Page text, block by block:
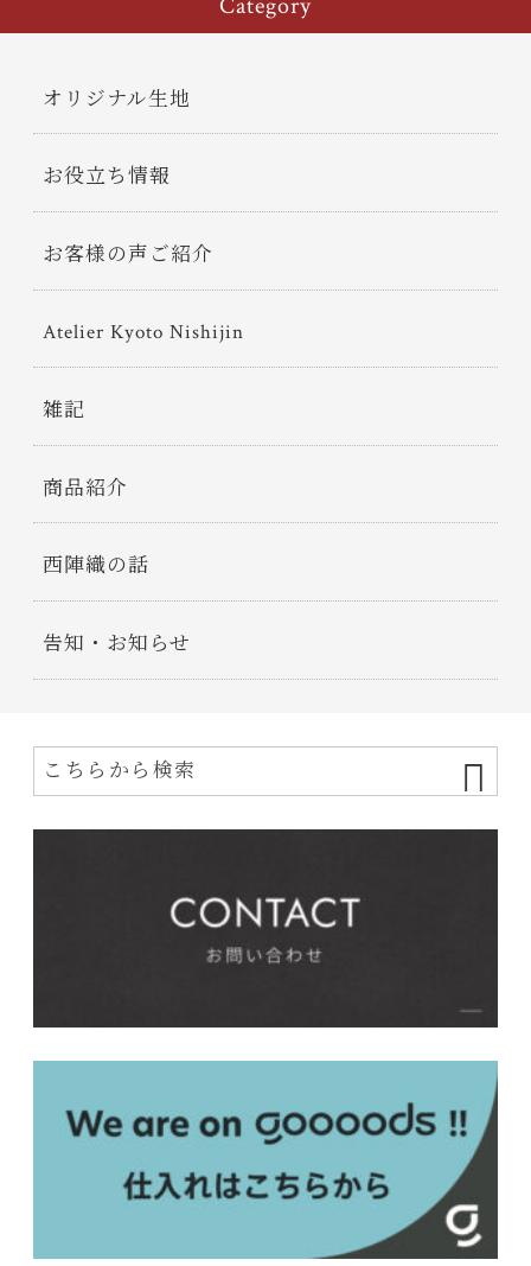
Category
オリジナル生地
お役立ち情報
お客様の声ご紹介
Atelier Kyoto Nishijin
雑記
商品紹介
西陣織の話
告知・お知らせ